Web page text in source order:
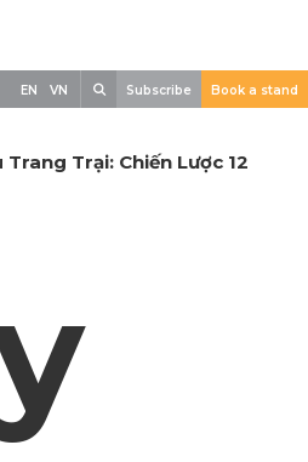
EN VN Subscribe Book a stand
Trại: Chiến Lược 12